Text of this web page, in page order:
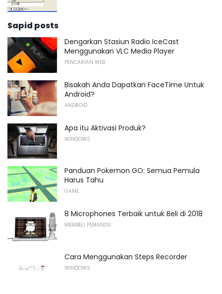
Sapid posts
Dengarkan Stasiun Radio IceCast
Menggunakan VLC Media Player
PENCARIAN WEB
Bisakah Anda Dapatkan FaceTime Untuk
Android?
ANDROID
Apa itu Aktivasi Produk?
WINDOWS
Panduan Pokemon GO: Semua Pemula
Harus Tahu
GAME
8 Microphones Terbaik untuk Beli di 2018
MEMBELI PEMANDU
Cara Menggunakan Steps Recorder
WINDOWS